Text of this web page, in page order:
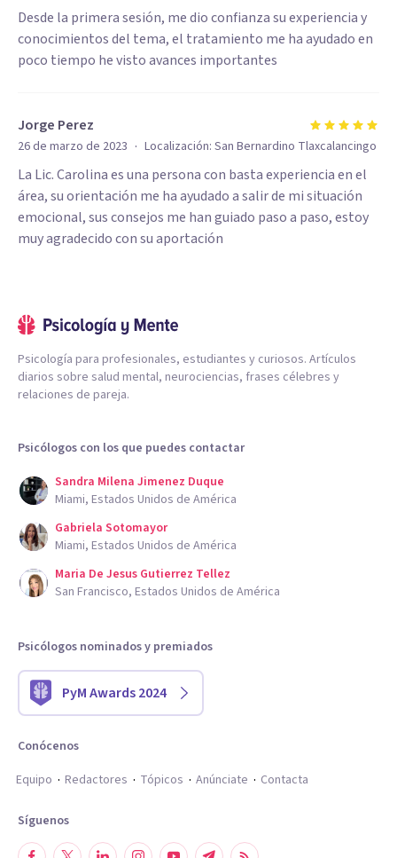
Desde la primera sesión, me dio confianza su experiencia y
conocimientos del tema, el tratamiento me ha ayudado en
poco tiempo he visto avances importantes
Jorge Perez
26 de marzo de 2023 · Localización: San Bernardino Tlaxcalancingo
La Lic. Carolina es una persona con basta experiencia en el
área, su orientación me ha ayudado a salir de mi situación
emocional, sus consejos me han guiado paso a paso, estoy
muy agradecido con su aportación
Psicología para profesionales, estudiantes y curiosos. Artículos
diarios sobre salud mental, neurociencias, frases célebres y
relaciones de pareja.
Psicólogos con los que puedes contactar
Sandra Milena Jimenez Duque
Miami, Estados Unidos de América
Gabriela Sotomayor
Miami, Estados Unidos de América
Maria De Jesus Gutierrez Tellez
San Francisco, Estados Unidos de América
Psicólogos nominados y premiados
PyM Awards 2024
Conócenos
Equipo
Redactores Tópicos Anúnciate Contacta
Síguenos